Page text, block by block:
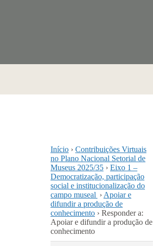
Início › Contribuições Virtuais
no Plano Nacional Setorial de
Museus 2025/35 › Eixo 1 –
Democratização, participação
social e institucionalização do
campo museal › Apoiar e
difundir a produção de
conhecimento › Responder a:
Apoiar e difundir a produção de
conhecimento